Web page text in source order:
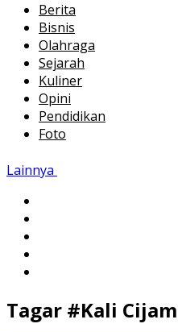
Berita
Bisnis
Olahraga
Sejarah
Kuliner
Opini
Pendidikan
Foto
Lainnya
Tagar #Kali